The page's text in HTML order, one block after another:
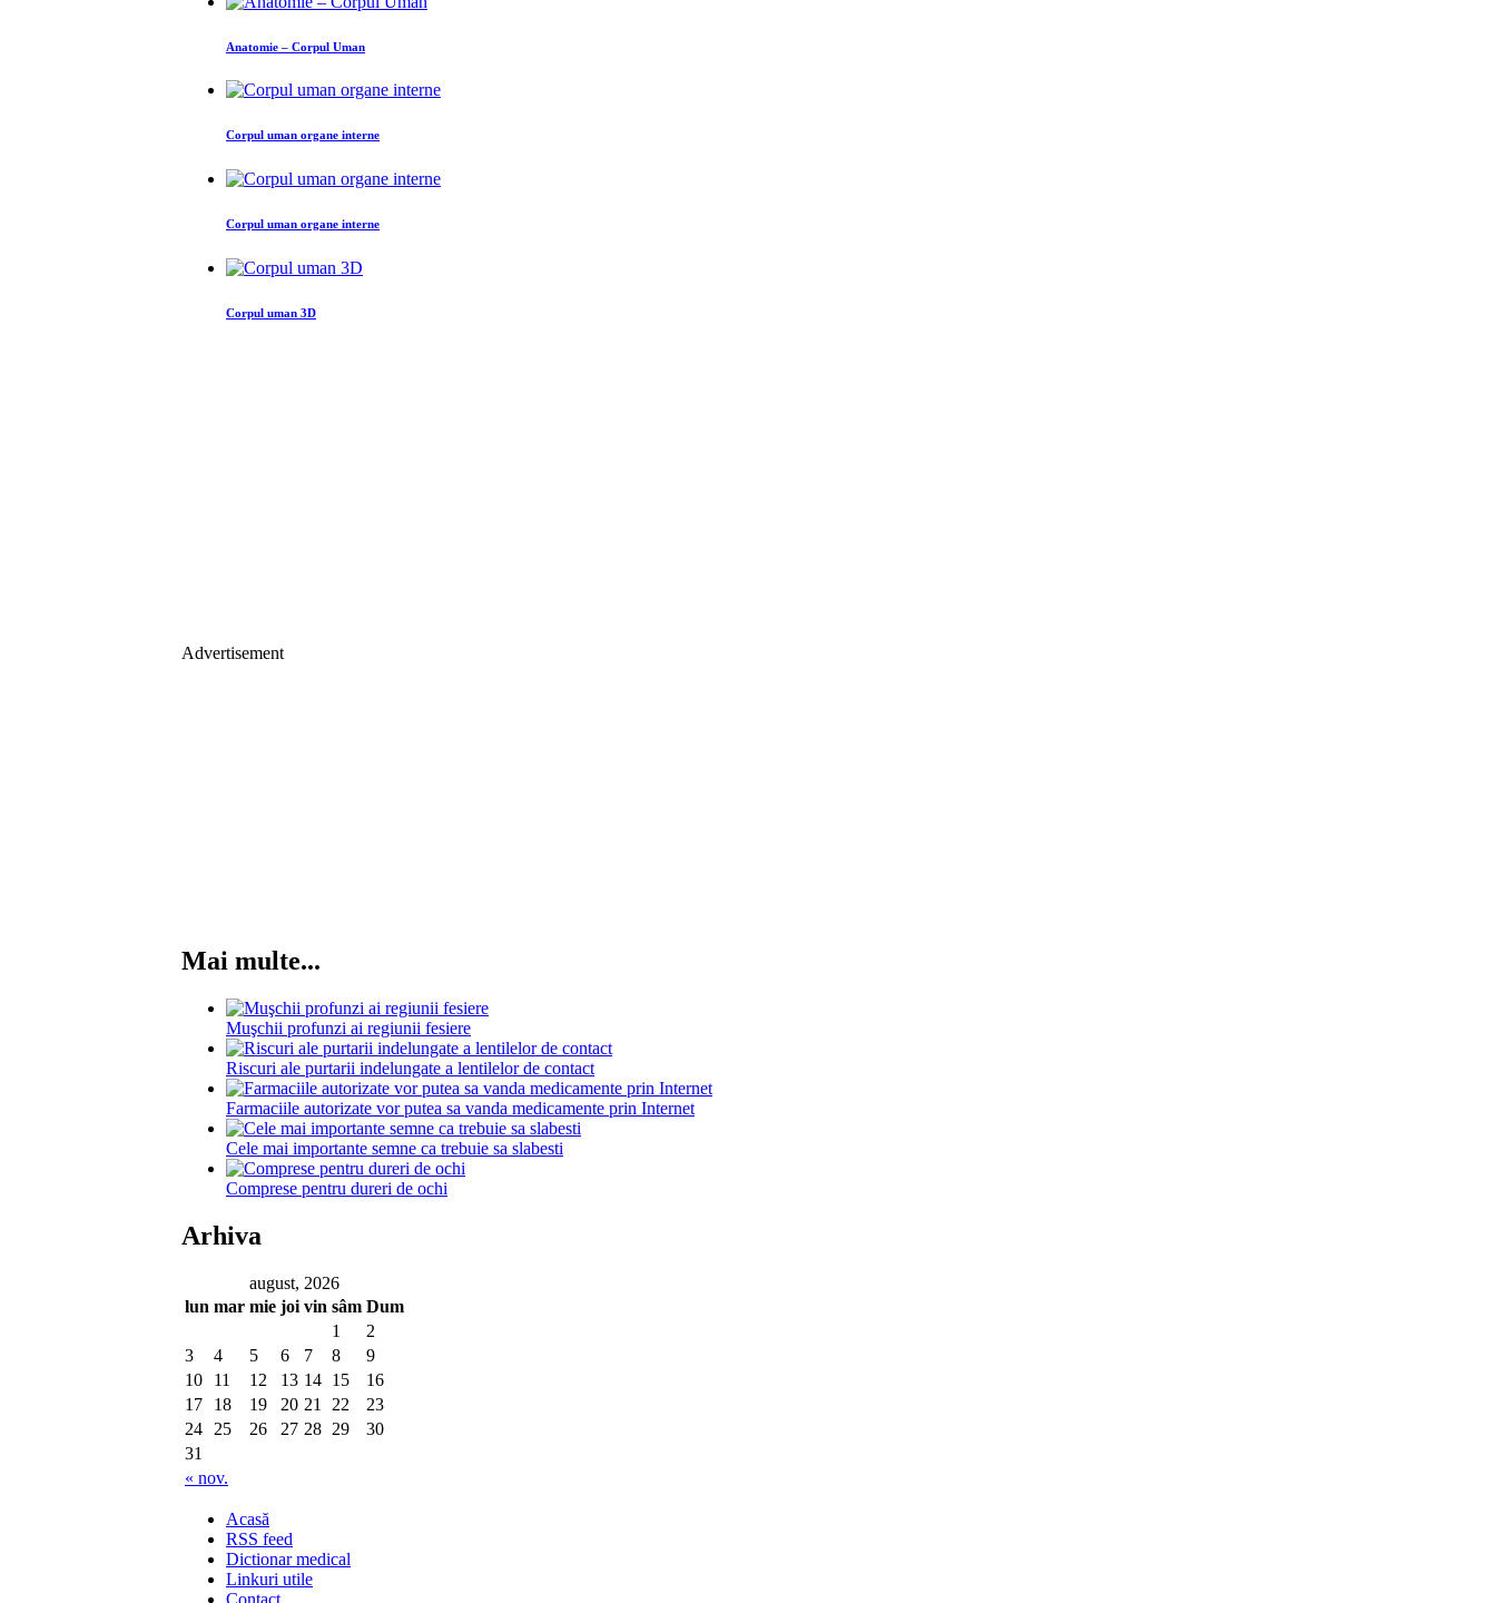
Anatomie – Corpul Uman
Corpul uman organe interne
Corpul uman organe interne
Corpul uman 3D
Advertisement
Mai multe...
Muşchii profunzi ai regiunii fesiere
Riscuri ale purtarii indelungate a lentilelor de contact
Farmaciile autorizate vor putea sa vanda medicamente prin Internet
Cele mai importante semne ca trebuie sa slabesti
Comprese pentru dureri de ochi
Arhiva
august, 2026
lun mar mie joi vin sâm Dum
« nov.
1
2
3
4 5 6 7 8
9
10
11 12 13 14 15
16
17
18 19 20 21 22
23
24
25 26 27 28 29
30
31
Acasă
RSS feed
Dictionar medical
Linkuri utile
Contact